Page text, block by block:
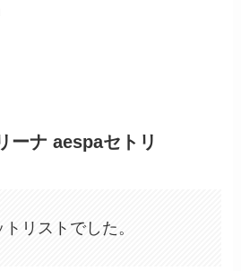
ーナ aespaセトリ
リストでした。